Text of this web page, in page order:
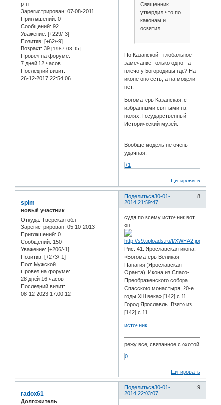
р-н
Зарегистрирован: 07-08-2011
Приглашений: 0
Сообщений: 92
Уважение: [+229/-3]
Позитив: [+62/-9]
Возраст: 39 [1987-03-05]
Провел на форуме:
7 дней 12 часов
Последний визит:
26-12-2017 22:54:06
Священник
утвердил что по
канонам и
освятил.
По Казанской - глобальное
замечание только одно - а
плечо у Богородицы где? На
иконе оно есть, а на модели
нет.
Богоматерь Казанская, с
избранными святыми на
полях. Государственный
Исторический музей.
Вообще модель не очень
удачная.
+1
Цитировать
Поделиться 8
30-01-
2014 21:59:47
spim
новый участник
Откуда: Тверская обл
Зарегистрирован: 05-10-2013
Приглашений: 0
Сообщений: 150
Уважение: [+206/-1]
Позитив: [+273/-1]
Пол: Мужской
Провел на форуме:
28 дней 16 часов
Последний визит:
08-12-2023 17:00:12
судя по всему источник вот
он
Рис. 41. Ярославская икона:
«Богоматерь Великая
Панагия (Ярославская
Оранта). Икона из Спасо-
Преображенского собора
Спасского монастыря, 20-е
годы ХШ века» [142],с.11.
Город Ярославль. Взято из
[142],с.11
источник
режу все, связанное с охотой
0
Цитировать
Поделиться 9
30-01-
2014 22:03:07
radox61
Долгожитель